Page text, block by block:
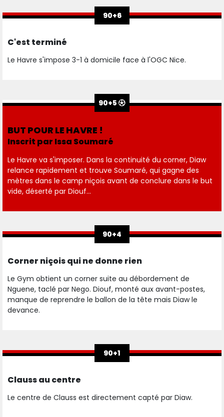
90+6
C'est terminé
Le Havre s'impose 3-1 à domicile face à l'OGC Nice.
90+5
BUT POUR LE HAVRE !
Inscrit par Issa Soumaré
Le Havre va s'imposer. Dans la continuité du corner, Diaw
relance rapidement et trouve Soumaré, qui gagne des
mètres dans le camp niçois avant de conclure dans le but
vide, déserté par Diouf...
90+4
Corner niçois qui ne donne rien
Le Gym obtient un corner suite au débordement de
Nguene, taclé par Nego. Diouf, monté aux avant-postes,
manque de reprendre le ballon de la tête mais Diaw le
devance.
90+1
Clauss au centre
Le centre de Clauss est directement capté par Diaw.